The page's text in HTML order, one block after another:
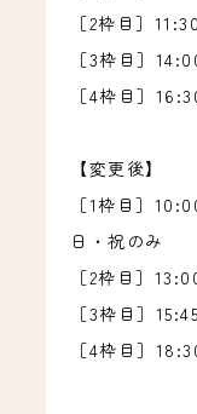
［2枠目］
［3枠目］
［4枠目］
【変更後】
［1枠目］
日・祝のみ
［2枠目］
［3枠目］
［4枠目］